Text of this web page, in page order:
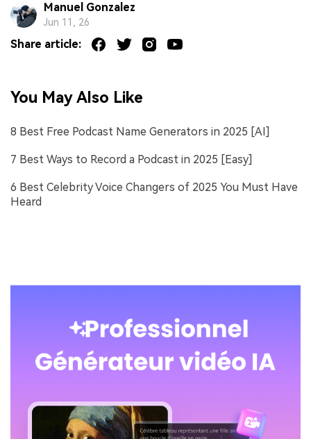
Manuel Gonzalez
Jun 11, 26
Share article:
You May Also Like
8 Best Free Podcast Name Generators in 2025 [AI]
7 Best Ways to Record a Podcast in 2025 [Easy]
6 Best Celebrity Voice Changers of 2025 You Must Have
Heard